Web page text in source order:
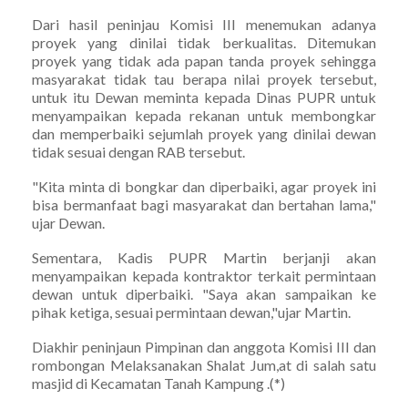
Dari hasil peninjau Komisi III menemukan adanya
proyek yang dinilai tidak berkualitas. Ditemukan
proyek yang tidak ada papan tanda proyek sehingga
masyarakat tidak tau berapa nilai proyek tersebut,
untuk itu Dewan meminta kepada Dinas PUPR untuk
menyampaikan kepada rekanan untuk membongkar
dan memperbaiki sejumlah proyek yang dinilai dewan
tidak sesuai dengan RAB tersebut.
"Kita minta di bongkar dan diperbaiki, agar proyek ini
bisa bermanfaat bagi masyarakat dan bertahan lama,"
ujar Dewan.
Sementara, Kadis PUPR Martin berjanji akan
menyampaikan kepada kontraktor terkait permintaan
dewan untuk diperbaiki. "Saya akan sampaikan ke
pihak ketiga, sesuai permintaan dewan,"ujar Martin.
Diakhir peninjaun Pimpinan dan anggota Komisi III dan
rombongan Melaksanakan Shalat Jum,at di salah satu
masjid di Kecamatan Tanah Kampung .(*)